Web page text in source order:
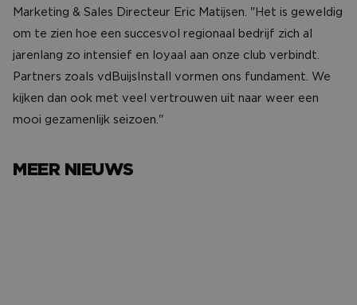
Marketing & Sales Directeur Eric Matijsen. "Het is geweldig
om te zien hoe een succesvol regionaal bedrijf zich al
jarenlang zo intensief en loyaal aan onze club verbindt.
Partners zoals vdBuijsInstall vormen ons fundament. We
kijken dan ook met veel vertrouwen uit naar weer een
mooi gezamenlijk seizoen."
MEER NIEUWS